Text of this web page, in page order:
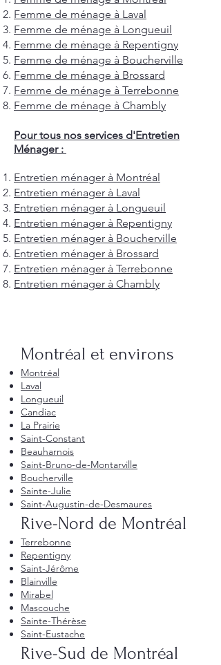
Femme de ménage à Laval
Femme de ménage à Longueuil
Femme de ménage à Repentigny
Femme de ménage à Boucherville
Femme de ménage à Brossard
Femme de ménage à Terrebonne
Femme de ménage à Chambly
Pour tous nos services d'Entretien
Ménager :
Entretien ménager à Montréal
Entretien ménager à Laval
Entretien ménager à Longueuil
Entretien ménager à Repentigny
Entretien ménager à Boucherville
Entretien ménager à Brossard
Entretien ménager à Terrebonne
Entretien ménager à Chambly
Montréal et environs
Montréal
Laval
Longueuil
Candiac
La Prairie
Saint-Constant
Beauharnois
Saint-Bruno-de-Montarville
Boucherville
Sainte-Julie
Saint-Augustin-de-Desmaures
Rive-Nord de Montréal
Terrebonne
Repentigny
Saint-Jérôme
Blainville
Mirabel
Mascouche
Sainte-Thérèse
Saint-Eustache
Rive-Sud de Montréal